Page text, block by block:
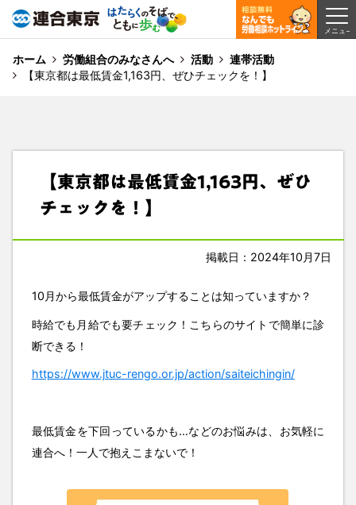
ホーム 労働組合のみなさんへ 活動
連帯活動
【東京都は最低賃金1,163円、ぜひチェックを！】
【東京都は最低賃金1,163円、ぜひ
チェックを！】
掲載日：2024年10月7日
10月から最低賃金がアップすることは知っていますか？
時給でも月給でも要チェック！こちらのサイトで簡単に診
断できる！
https://www.jtuc-rengo.or.jp/action/saiteichingin/
最低賃金を下回っているかも…などのお悩みは、お気軽に
連合へ！一人で抱えこまないで！